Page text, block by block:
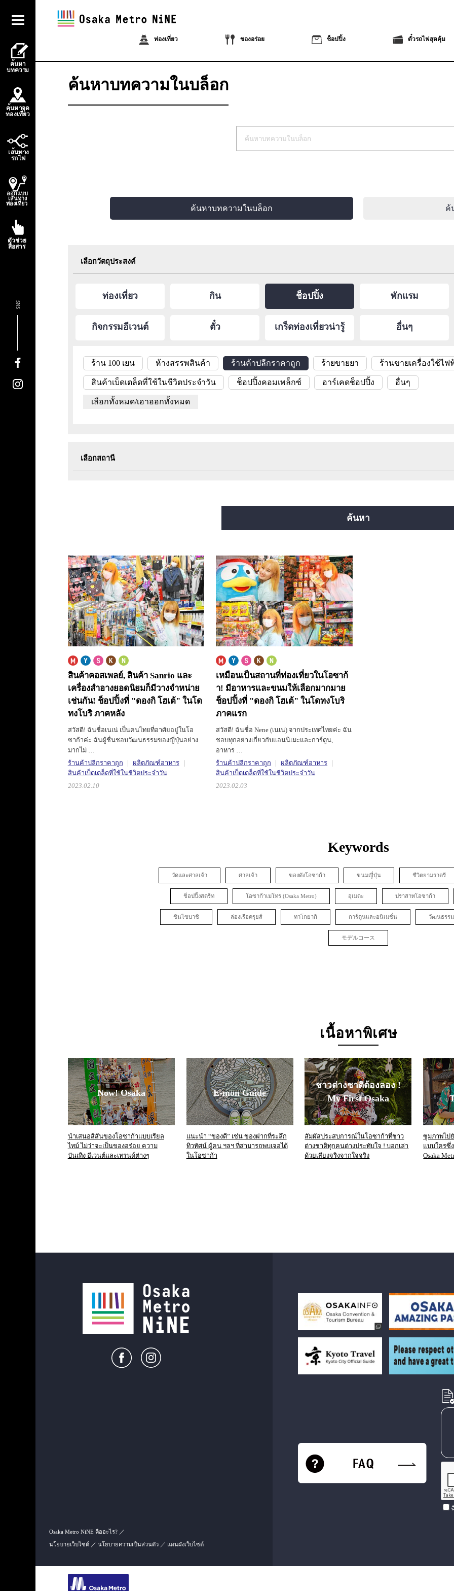
ท่องเที่ยว ของอร่อย ช็อปปิ้ง ตั๋วรถไฟสุดคุ้ม
ค้นหา
บทความ
ค้นหาจุด
ท่องเท
ี่ยว
เส้นทาง
รถไฟ
ออกแบบ
เส้นทาง
ท่องเที่ยว
ตัวช่วย
สื่อสาร
SNS
ค้นหาบทความในบล็อก
ค้นหาบทความในบล็อก ค้
เลือกวัตถุประสงค์
ท่องเที่ยว กิน ช็อปปิ้ง พักแรม
กิจกรรมอีเวนต์ ตั๋ว เกร็ดท่องเที่ยวน่ารู้ อื่นๆ
ร้าน 100 เยน ห้างสรรพสินค้า ร้านค้าปลีกราคาถูก ร้ายขายยา ร้านขายเครื่องใช้ไฟ
สินค้าเบ็ดเตล็ดที่ใช้ในชีวิตประจำวัน ช็อปปิ้งคอมเพล็กซ์ อาร์เคดช็อปปิ้ง อื่นๆ
เลือกทั้งหมด/เอาออกทั้งหมด
เลือกสถานี
สายนากาโฮริ สึรุมิเรียคุจิ สายอิมาซาโตะซุจิ สายนิวแทรม
ค้นหา
สินค้าคอสเพลย์, สินค้า Sanrio และ
เครื่องสำอางยอดนิยมก็มีวางจำหน่าย
เช่นกัน! ช็อปปิ้งที่ "ดองกิ โฮเต้" ในโด
ทงโบริ ภาคหลัง
สวัสดี! ฉันชื่อเนเน่ เป็นคนไทยที่อาศัยอยู่ในโอ
ซาก้าค่ะ ฉันผู้ชื่นชอบวัฒนธรรมของญี่ปุ่นอย่าง
มากไม่ …
ร้านค้าปลีกราคาถูก
ผลิตภัณฑ์อาหาร
สินค้าเบ็ดเตล็ดที่ใช้ในชีวิตประจำวัน
2023.02.10
เหมือนเป็นสถานที่ท่องเที่ยวในโอซาก้
า! มีอาหารและขนมให้เลือกมากมาย
ช็อปปิ้งที่ "ดองกิ โฮเต้" ในโดทงโบริ
ภาคแรก
สวัสดี! ฉันชื่อ Nene (เนเน่) จากประเทศไทยค่ะ ฉัน
ชอบทุกอย่างเกี่ยวกับแอนนิเมะและการ์ตูน,
อาหาร …
ร้านค้าปลีกราคาถูก
ผลิตภัณฑ์อาหาร
สินค้าเบ็ดเตล็ดที่ใช้ในชีวิตประจำวัน
2023.02.03
Keywords
วัดและศาลเจ้า ศาลเจ้า ของดังโอซาก้า ขนมญี่ปุ่น ชีวิตยามราตรี
ช็อปปิ้งสตรีท โอซาก้าเมโทร (Osaka Metro) อุเมดะ ปราสาทโอซาก้า
ชินไซบาชิ ล่องเรือครุยส์ ทาโกยากิ การ์ตูนและอนิเมชั่น วัฒนธรร
モデルコース
เนื้อหาพิเศษ
Now! Osaka
นำเสนอสีสันของโอซาก้าแบบเรียล
ไทม์ ไม่ว่าจะเป็นของอร่อย ความ
บันเทิง อีเวนต์และเทรนด์ต่างๆ
E-mon Guide
แนะนำ “ของดี” เช่น ของฝากที่ระลึก
ทิวทัศน์ ผู้คน ฯลฯ ที่สามารถพบเจอได้
ในโอซาก้า
ชาวต่างชาติต้องลอง !
My First Osaka
สัมผัสประสบการณ์ในโอซาก้าที่ชาว
ต่างชาติทุกคนต่างประทับใจ ! บอกเล่า
ด้วยเสียงจริงจากใจจริง
ซูมภาพไป
แบบใครซึ่
Osaka
Osaka Metro NiNE คืออะไร?
นโยบายเว็บไซต์ นโยบายความเป็นส่วนตัว แผนผังเว็บไซต์